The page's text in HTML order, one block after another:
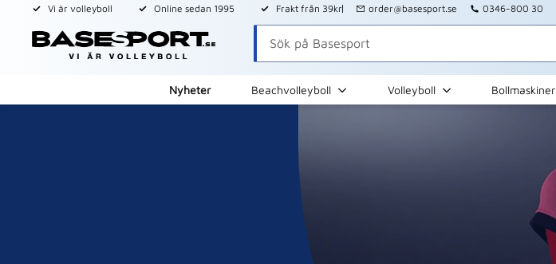
Vi är volleyboll Online sedan 1995 Frakt från 39kr order@basesport.se 0346-800 30
Nyheter Beachvolleyboll Volleyboll Bollmaskiner